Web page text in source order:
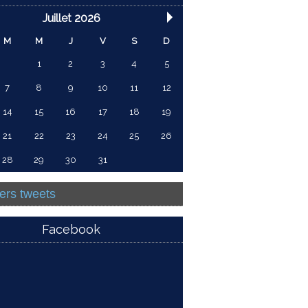
Juillet 2026
M M J V S D
1 2 3 4 5
7 8 9 10 11 12
14 15 16 17 18 19
21 22 23 24 25 26
28 29 30 31
tweets
Facebook